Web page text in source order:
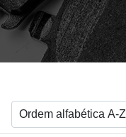
Ordem alfabética A-Z